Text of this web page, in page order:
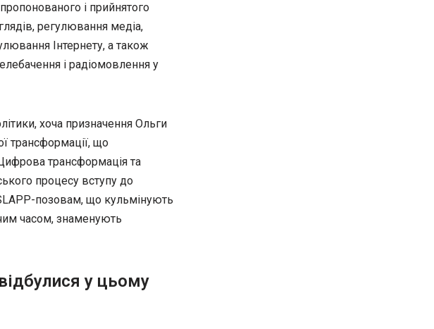
і прийнятого
регулювання медіа,
Інтернету, а також
і радіомовлення у
хоча призначення Ольги
трансформації, що
трансформація та
процесу вступу до
позовам, що кульмінують
часом, знаменують
у цьому